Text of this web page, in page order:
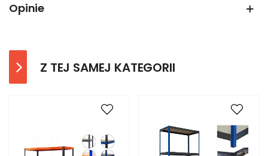
Opinie
Z TEJ SAMEJ KATEGORII